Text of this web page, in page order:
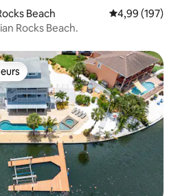
Beach Évaluation
4,99 (197)
Rocks Beach.
les plus appréciés